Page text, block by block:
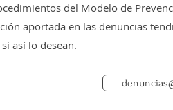
del Modelo de
aportada en las denuncias
así lo desean.